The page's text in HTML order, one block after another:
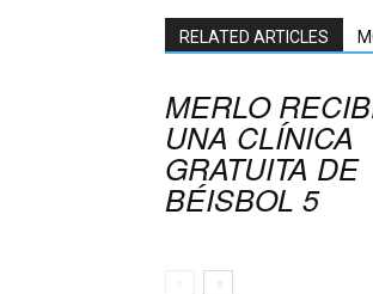
RELATED ARTICLES
MERLO
UNA CLÍNICA
GRATUITA DE
BÉISBOL 5